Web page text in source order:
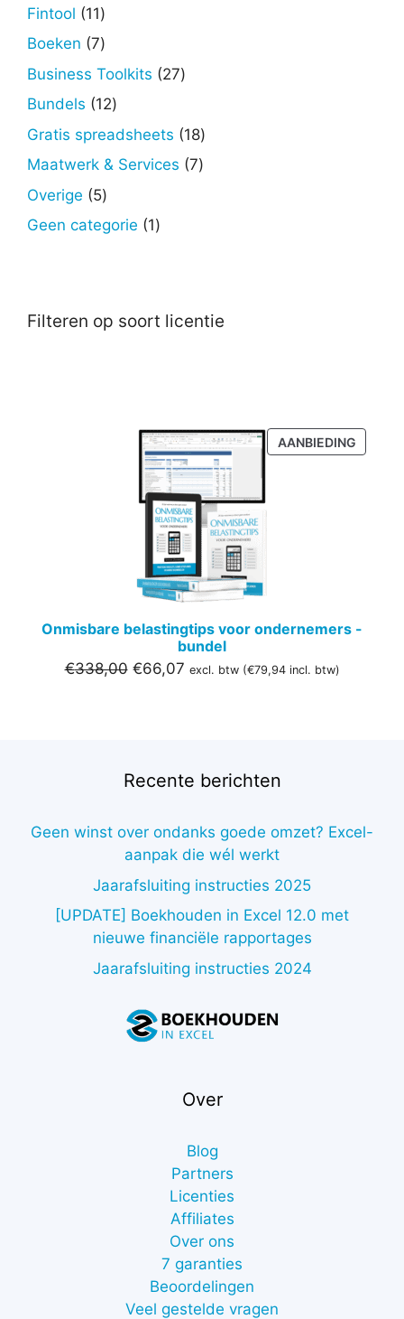
Fintool 1111
producten
Boeken 77
producten
Business Toolkits 2727
Bundels 1212
producten
Gratis spreadsheets 1818
producten
Maatwerk & Services 77
Overige 55
producten
Geen categorie 11
Filteren op soort licentie
AANBIEDING
IN
Onmisbare belastingtips voor ondernemers -
bundel
€338,00 Oorspronkelijke
€66,07Huidige
excl. btw (€79,94incl. btw)
Recente berichten
Geen winst over ondanks goede omzet? Excel-
aanpak die wél werkt
Jaarafsluiting instructies 2025
[UPDATE] Boekhouden in Excel 12.0 met
nieuwe financiële rapportages
Jaarafsluiting instructies 2024
Over
Blog
Partners
Licenties
Affiliates
Over ons
7 garanties
Beoordelingen
Veel gestelde vragen